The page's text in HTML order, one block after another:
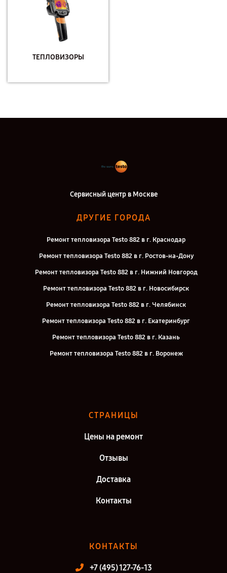
ТЕПЛОВИЗОРЫ
Сервисный центр в Москве
ДРУГИЕ ГОРОДА
Ремонт тепловизора Testo 882 в г. Краснодар
Ремонт тепловизора Testo 882 в г. Ростов-на-Дону
Ремонт тепловизора Testo 882 в г. Нижний Новгород
Ремонт тепловизора Testo 882 в г. Новосибирск
Ремонт тепловизора Testo 882 в г. Челябинск
Ремонт тепловизора Testo 882 в г. Екатеринбург
Ремонт тепловизора Testo 882 в г. Казань
Ремонт тепловизора Testo 882 в г. Воронеж
Ремонт тепловизора Testo 882 в г. Санкт-Петербург
СТРАНИЦЫ
Цены на ремонт
Отзывы
Доставка
Контакты
КОНТАКТЫ
+7 (495) 127-76-13